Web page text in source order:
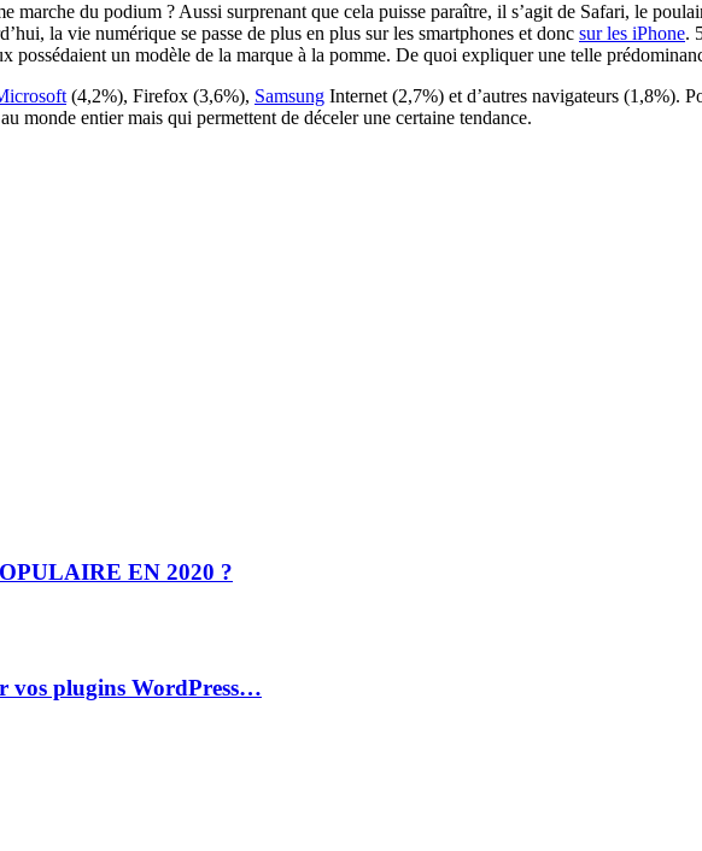
marche du podium ? Aussi surprenant que cela puisse paraître, il s’agit de Safari, le
la vie numérique se passe de plus en plus sur les smartphones et donc sur les iPhone.
possédaient un modèle de la marque à la pomme. De quoi expliquer une telle
(4,2%), Firefox (3,6%), Samsung Internet (2,7%) et d’autres navigateurs (1,8%).
monde entier mais qui permettent de déceler une certaine tendance.
EN 2020 ?
vos plugins WordPress…